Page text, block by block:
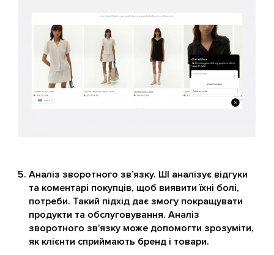
Аналіз зворотного зв’язку. ШІ аналізує відгуки
та коментарі покупців, щоб виявити їхні болі,
потреби. Такий підхід дає змогу покращувати
продукти та обслуговування. Аналіз
зворотного зв’язку може допомогти зрозуміти,
як клієнти сприймають бренд і товари.